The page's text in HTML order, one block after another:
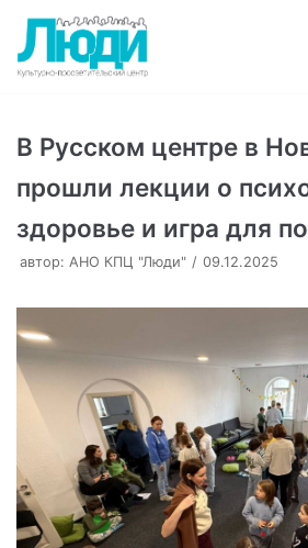
Перейти
к
содержимому
В Русском центре в
прошли лекции о
здоровье и игра для
автор: АНО КПЦ "Люди" 09.12.2025